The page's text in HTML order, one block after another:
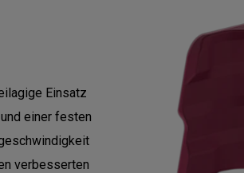
Einsatz
einer festen
verbesserten